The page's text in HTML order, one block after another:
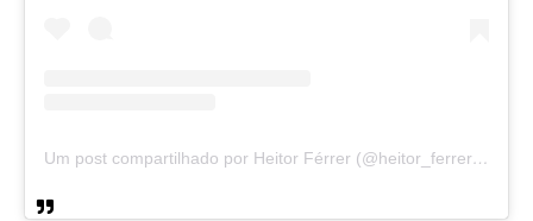
Um post compartilhado por Heitor Férrer (@heitor_ferrer77)